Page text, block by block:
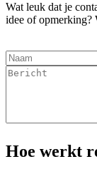
Wat leuk dat je
idee of opmerking?
Hoe werkt